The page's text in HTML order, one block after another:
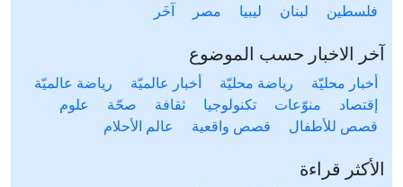
فلسطين
لبنان ليبيا مصر آخَر
آخر الاخبار حسب الموضوع
أخبار محليّة رياضة محليّة أخبار عالميّة
رياضة عالميّة
إقتصاد
منوّعات تكنولوجيا ثقافة صحّة
علوم
قصص للأطفال
قصص واقعية عالم الأحلام
الأكثر قراءة